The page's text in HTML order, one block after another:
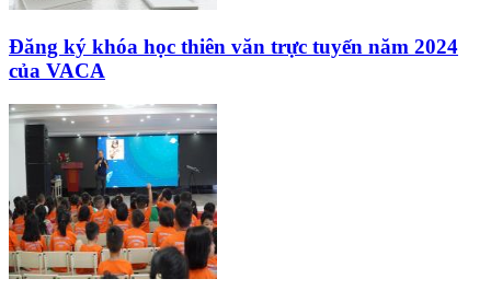
Đăng ký khóa học thiên văn trực tuyến năm 2024
của VACA